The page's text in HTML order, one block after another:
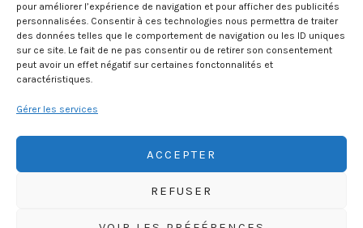
pour améliorer l’expérience de navigation et pour afficher des publicités
personnalisées. Consentir à ces technologies nous permettra de traiter
des données telles que le comportement de navigation ou les ID uniques
sur ce site. Le fait de ne pas consentir ou de retirer son consentement
peut avoir un effet négatif sur certaines fonctonnalités et
caractéristiques.
Gérer les services
ACCEPTER
REFUSER
Micmac Moche Au Boul’Mich
8 août 2026